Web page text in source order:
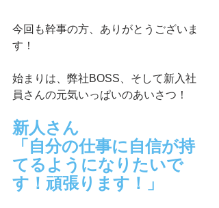
今回も幹事の方、ありがとうございま
す！
始まりは、弊社BOSS、そして新入社
員さんの元気いっぱいのあいさつ！
新人さん
「自分の仕事に自信が持
てるようになりたいで
す！頑張ります！」